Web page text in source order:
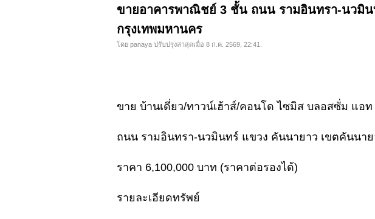
ขายอาคารพาณิชย์ 3 ชั้น ถนน รามอินทรา-นวมิ
กรุงเทพมหานคร
โดย panaya ปรับปรุงล่าสุดเมื่อ 8 ก.ค. 2569, 22:41.
ขาย บ้านเดี่ยว/ทาวน์เฮ้าส์/คอนโด ไซมิส บลอสซั่ม แอ
ถนน รามอินทรา-นวมินทร์ แขวง คันนายาว เขตคันนา
ราคา 6,100,000 บาท (ราคาต่อรองได้)
รายละเอียดทรัพย์